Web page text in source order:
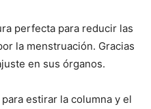
perfecta para reducir las
la menstruación. Gracias
en sus órganos.
estirar la columna y el